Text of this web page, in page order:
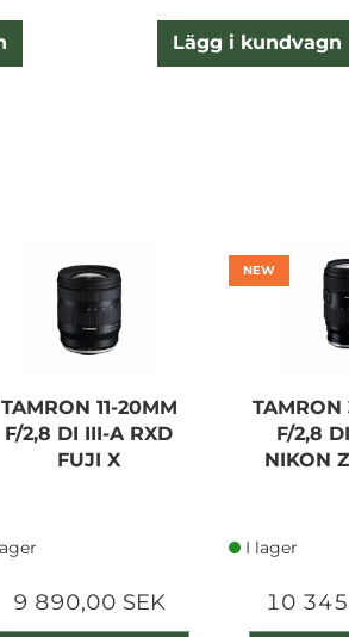
Lägg i kundvagn
TAMRON 11-20MM
F/2,8 DI III-A RXD
FUJI X
9 890,00 SEK
NEW
TAMRON
F/2,8
NIKON
I lager
10